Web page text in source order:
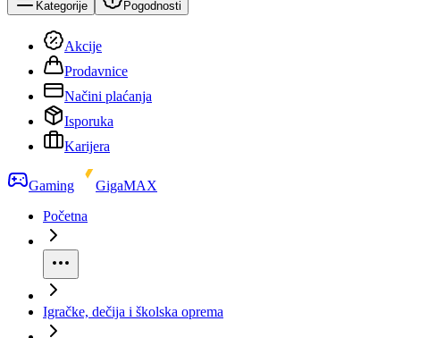
Kategorije Pogodnosti
Akcije
Prodavnice
Načini plaćanja
Isporuka
Karijera
Gaming
GigaMAX
Početna
Igračke, dečija i školska oprema